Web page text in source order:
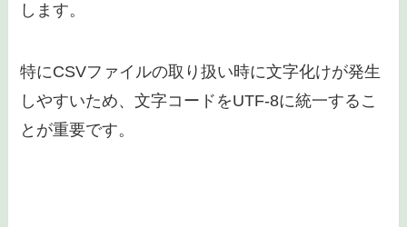
します。
特にCSVファイルの取り扱い時に文字化けが発生
しやすいため、文字コードをUTF-8に統一するこ
とが重要です。